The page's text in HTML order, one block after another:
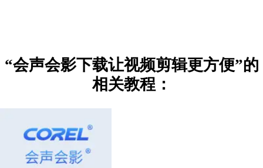
“会声会影下载让视频剪辑更方便”的
相关教程：